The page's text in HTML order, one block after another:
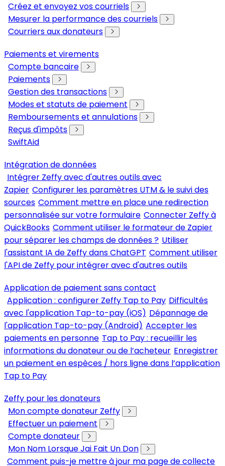
Créez et envoyez vos courriels
Mesurer la performance des courriels
Courriers aux donateurs
Paiements et virements
Compte bancaire
Paiements
Gestion des transactions
Modes et statuts de paiement
Remboursements et annulations
Reçus d'impôts
SwiftAid
Intégration de données
Intégrer Zeffy avec d'autres outils avec
Zapier Configurer les paramètres UTM & le suivi des
sources Comment mettre en place une redirection
personnalisée sur votre formulaire Connecter Zeffy à
QuickBooks Comment utiliser le formateur de Zapier
pour séparer les champs de données ? Utiliser
l'assistant IA de Zeffy dans ChatGPT Comment utiliser
l'API de Zeffy pour intégrer avec d'autres outils
Application de paiement sans contact
Application : configurer Zeffy Tap to Pay Difficultés
avec l'application Tap-to-pay (iOS) Dépannage de
l'application Tap-to-pay (Android) Accepter les
paiements en personne Tap to Pay : recueillir les
informations du donateur ou de l’acheteur Enregistrer
un paiement en espèces / hors ligne dans l’application
Tap to Pay
Zeffy pour les donateurs
Mon compte donateur Zeffy
Effectuer un paiement
Compte donateur
Mon Nom Lorsque Jai Fait Un Don
Comment puis-je mettre à jour ma page de collecte